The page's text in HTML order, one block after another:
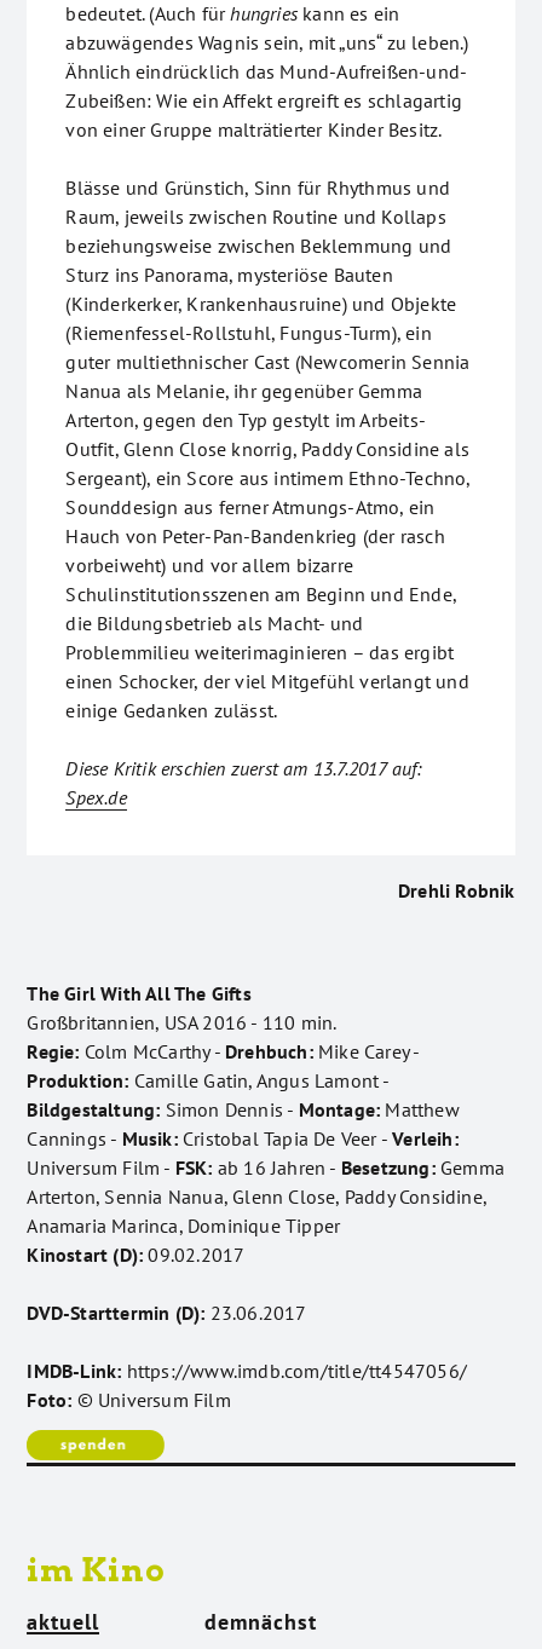
bedeutet. (Auch fürhungries kann es ein
abzuwägendes Wagnis sein, mit „uns“ zu leben.)
Ähnlich eindrücklich das Mund-Aufreißen-und-
Zubeißen: Wie ein Affekt ergreift es schlagartig
von einer Gruppe malträtierter Kinder Besitz.
Blässe und Grünstich, Sinn für Rhythmus und
Raum, jeweils zwischen Routine und Kollaps
beziehungsweise zwischen Beklemmung und
Sturz ins Panorama, mysteriöse Bauten
(Kinderkerker, Krankenhausruine) und Objekte
(Riemenfessel-Rollstuhl, Fungus-Turm), ein
guter multiethnischer Cast (Newcomerin Sennia
Nanua als Melanie, ihr gegenüber Gemma
Arterton, gegen den Typ gestylt im Arbeits-
Outfit, Glenn Close knorrig, Paddy Considine als
Sergeant), ein Score aus intimem Ethno-Techno,
Sounddesign aus ferner Atmungs-Atmo, ein
Hauch von Peter-Pan-Bandenkrieg (der rasch
vorbeiweht) und vor allem bizarre
Schulinstitutionsszenen am Beginn und Ende,
die Bildungsbetrieb als Macht- und
Problemmilieu weiterimaginieren – das ergibt
einen Schocker, der viel Mitgefühl verlangt und
einige Gedanken zulässt.
Diese Kritik erschien zuerst am 13.7.2017 auf:
Spex.de
Drehli Robnik
The Girl With All The Gifts
Großbritannien, USA 2016 - 110 min.
Regie: Colm McCarthy - Drehbuch:Mike Carey -
Produktion: Camille Gatin, Angus Lamont -
Bildgestaltung: Simon Dennis - Montage: Matthew
Cannings - Musik:Cristobal Tapia De Veer -Verleih:
Universum Film - FSK: ab 16 Jahren - Besetzung:Gemma
Arterton, Sennia Nanua, Glenn Close, Paddy Considine,
Anamaria Marinca, Dominique Tipper
Kinostart (D): 09.02.2017
DVD-Starttermin (D): 23.06.2017
IMDB-Link: https://www.imdb.com/title/tt4547056/
Foto: © Universum Film
im Kino
aktuell demnächst